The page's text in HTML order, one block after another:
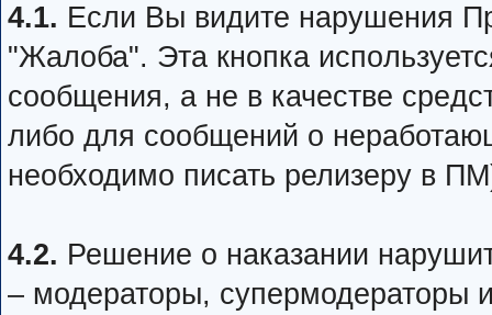
4.1. Если Вы видите нарушения
"Жалоба". Эта кнопка
cooбщeния, а не в качестве
либо для сообщений о
необходимо писать релизеру в
4.2. Решение о наказании
– модераторы, супермодераторы